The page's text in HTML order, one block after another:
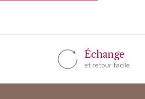
Échange
et retour facile